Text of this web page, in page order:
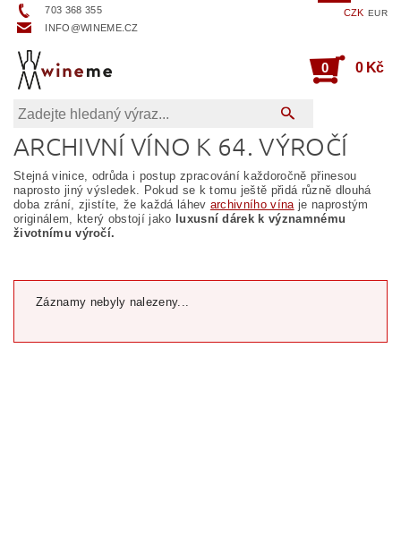
703 368 355
INFO@WINEME.CZ
CZK EUR
0 0 Kč
ARCHIVNÍ VÍNO K 64. VÝROČÍ
Stejná vinice, odrůda i postup zpracování každoročně přinesou
naprosto jiný výsledek. Pokud se k tomu ještě přidá různě dlouhá
doba zrání, zjistíte, že každá láhev archivního vínaje naprostým
originálem, který obstojí jako luxusní dárek k významnému
životnímu výročí.
Záznamy nebyly nalezeny...